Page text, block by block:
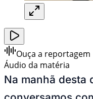
Ouça a reportagem
Áudio da matéria
Na manhã desta